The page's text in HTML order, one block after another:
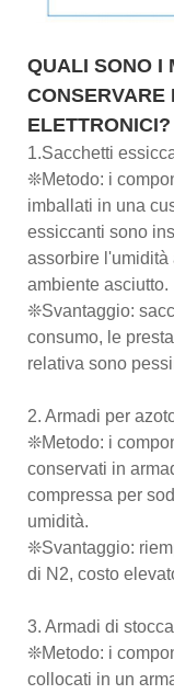
QUALI SONO I
CONSERVARE
ELETTRONICI?
1.Sacchetti
❊Metodo: i
imballati in una
essiccanti sono
assorbire l'umidità
ambiente asciutto.
❊Svantaggio:
consumo, le
relativa sono
2. Armadi per
❊Metodo: i
conservati in
compressa per
umidità.
❊Svantaggio:
di N2, costo
3. Armadi di
❊Metodo: i
collocati in un